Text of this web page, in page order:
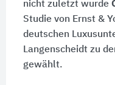
nicht zuletzt wurde
Studie von Ernst &
deutschen
Langenscheidt zu
gewählt.